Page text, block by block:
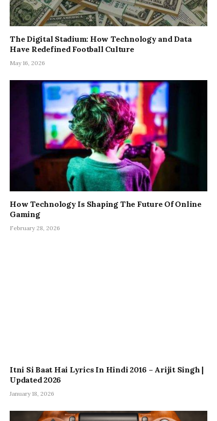
The Digital Stadium: How Technology and Data
Have Redefined Football Culture
May 16, 2026
How Technology Is Shaping The Future Of Online
Gaming
February 28, 2026
Itni Si Baat Hai Lyrics In Hindi 2016 – Arijit Singh |
Updated 2026
January 18, 2026